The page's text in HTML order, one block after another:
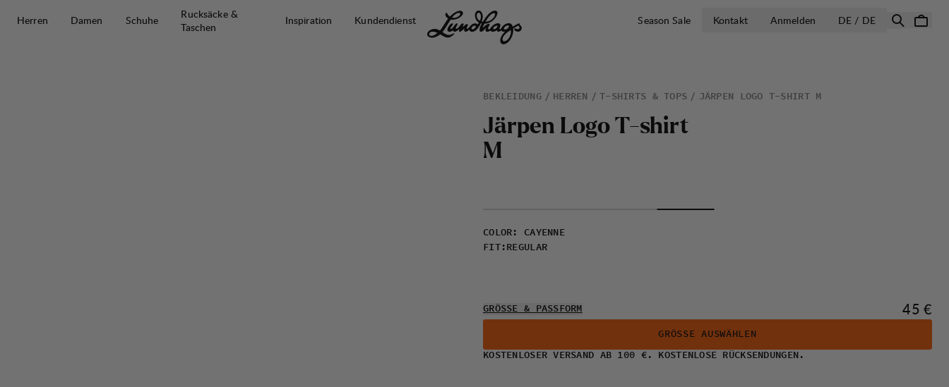
Herren
Damen Schuhe
Rucksäcke &
Taschen
Inspiration Kundendienst Season Sale Kontakt Anmelden DE / DELAND
BEKLEIDUNG HERREN T-SHIRTS & TOPS JÄRPEN LOGO T-SHIRT M
Järpen Logo T-shirt
M
COLOR : CAYENNE
FIT: REGULAR
GRÖSSE & PASSFORM Preis:
45 €
GRÖSSE AUSWÄHLEN
KOSTENLOSER VERSAND AB 100 €. KOSTENLOSE RÜCKSENDUNGEN.